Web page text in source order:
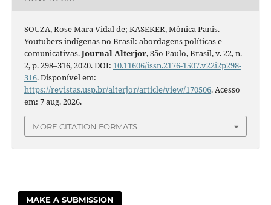
SOUZA, Rose Mara Vidal de; KASEKER, Mônica Panis.
Youtubers indígenas no Brasil: abordagens políticas e
comunicativas.Journal Alterjor, São Paulo, Brasil, v. 22, n.
2, p. 298–316, 2020. DOI: 10.11606/issn.2176-1507.v22i2p298-
316. Disponível em:
https://revistas.usp.br/alterjor/article/view/170506. Acesso
em: 7 aug. 2026.
MORE CITATION FORMATS
MAKE A SUBMISSION